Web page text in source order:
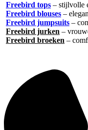
Freebird tops – stijlvolle
Freebird blouses –
Freebird jumpsuits –
Freebird jurken –
Freebird broeken –